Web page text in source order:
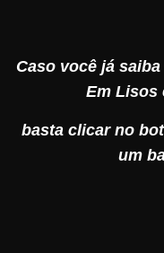
Caso você já
Em Lisos
basta clicar no
um